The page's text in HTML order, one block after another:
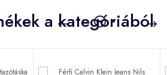
a kategóriából